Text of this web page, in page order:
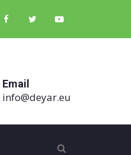
Email
info@deyar.eu